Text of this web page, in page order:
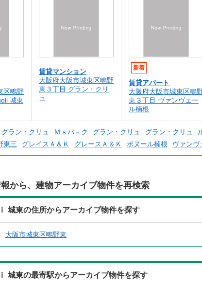
区鴫野
城東
賃貸マンション
大阪府大阪市城東区鴫野
東３丁目 グラン・クリ
ュ
新着
賃貸アパート
大阪府大阪市城東区鴫
東３丁目 ヴァンヴェー
ル楠根
グラン・クリュ Ｍｓパ－ク グラン・クリュ グラン・クリュ
東三
グレイスＡ＆Ｋ グレースＡ＆Ｋ ボヌール楠根 ヴァンヴ
から、建物アーカイブ物件を再検索
城東の住所からアーカイブ物件を探す
大阪市城東区鴫野東
城東の最寄駅からアーカイブ物件を探す